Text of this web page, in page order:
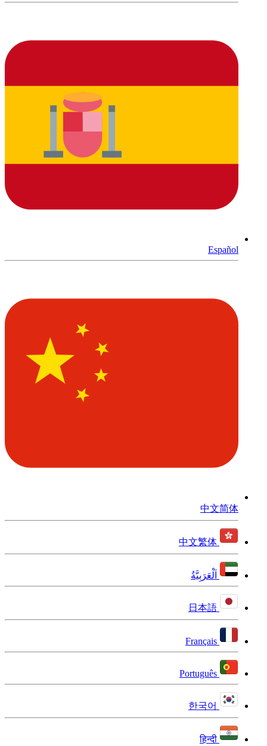
Español
中文简体
中文繁体
اَلْعَرَبِيَّةُ
日本語
Français
Português
한국어
हिन्दी